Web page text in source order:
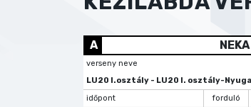
A NEKA
verseny neve
LU20 I.osztály - LU20 I. osztály-
időpont
forduló